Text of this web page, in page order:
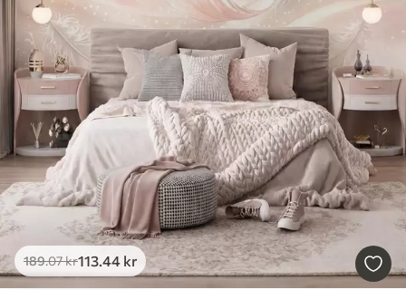
189.07kr113.44 kr